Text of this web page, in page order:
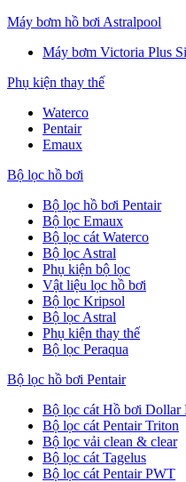
Máy bơm hồ bơi Astralpool
Máy bơm Victoria Plus
Phụ kiện thay thế
Waterco
Pentair
Emaux
Bộ lọc hồ bơi
Bộ lọc hồ bơi Pentair
Bộ lọc Emaux
Bộ lọc cát Waterco
Bộ lọc Astral
Phụ kiện bộ lọc
Vật liệu lọc hồ bơi
Bộ lọc Kripsol
Bộ lọc Astral
Phụ kiện thay thế
Bộ lọc Peraqua
Bộ lọc hồ bơi Pentair
Bộ lọc cát Hồ bơi Dollar
Bộ lọc cát Pentair Triton
Bộ lọc vải clean & clear
Bộ lọc cát Tagelus
Bộ lọc cát Pentair PWT